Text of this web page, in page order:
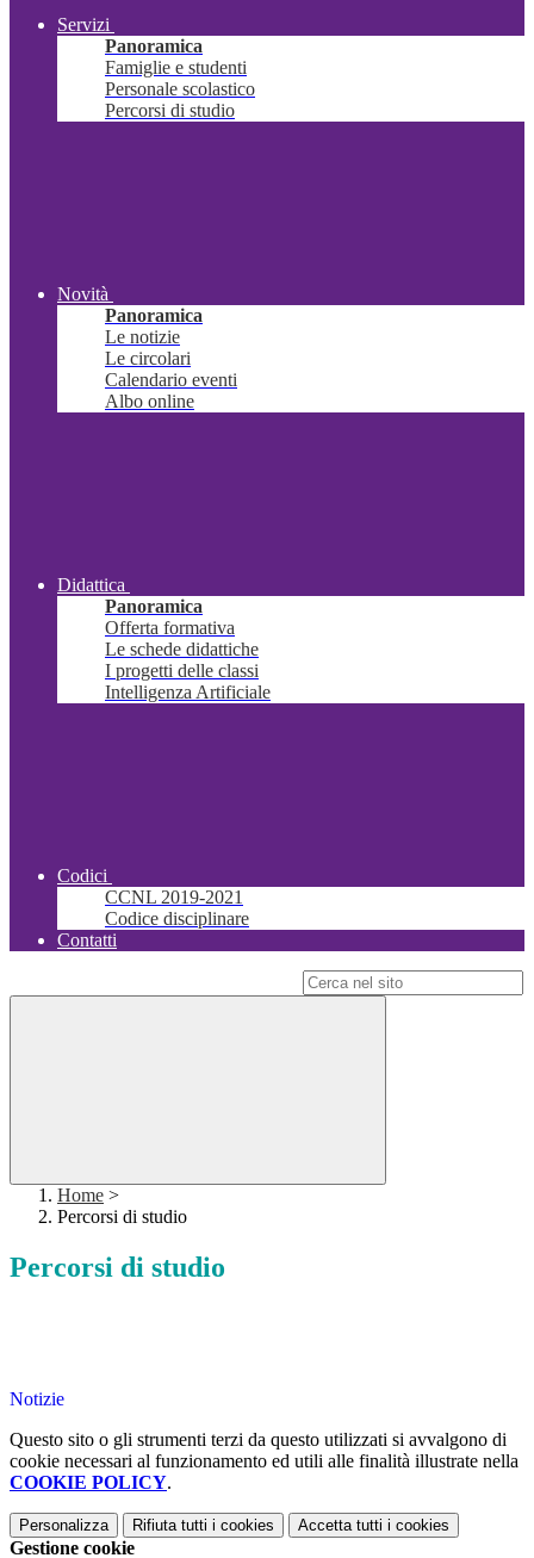
Servizi
Panoramica
Famiglie e studenti
Personale scolastico
Percorsi di studio
Novità
Panoramica
Le notizie
Le circolari
Calendario eventi
Albo online
Didattica
Panoramica
Offerta formativa
Le schede didattiche
I progetti delle classi
Intelligenza Artificiale
Codici
CCNL 2019-2021
Codice disciplinare
Contatti
Home >
Percorsi di studio
Percorsi di studio
Notizie
Questo sito o gli strumenti terzi da questo utilizzati si avvalgono di
cookie necessari al funzionamento ed utili alle finalità illustrate nella
COOKIE POLICY.
Personalizza Rifiuta tutti i cookies Accetta tutti i cookies
Gestione cookie